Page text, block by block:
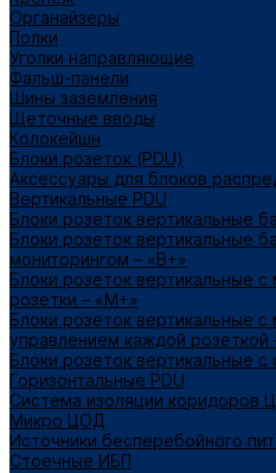
Органайзеры
Полки
Уголки направляющие
Фальш-панели
Шины заземления
Щеточные вводы
Колокейшн
Блоки розеток (PDU)
Аксессуары для блоков
Вертикальные PDU
Блоки розеток вертикальные
Блоки розеток вертикальные
мониторингом – «В+»
Блоки розеток вертикальные
розетки – «М+»
Блоки розеток вертикальные
управлением каждой розеткой
Блоки розеток вертикальные
Горизонтальные PDU
Система изоляции коридоров
Микро ЦОД
Источники бесперебойного
Стоечные ИБП